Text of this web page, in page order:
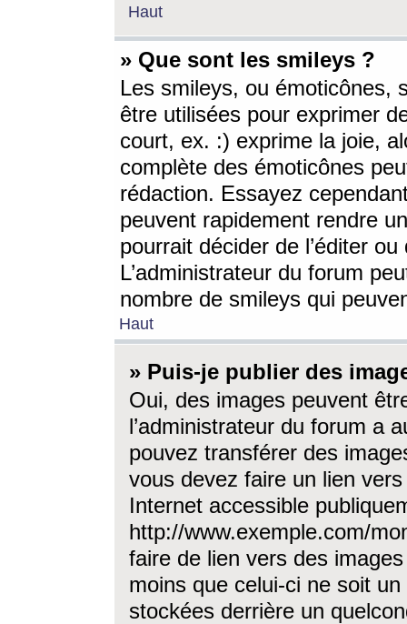
Haut
» Que sont les smileys ?
Les smileys, ou émoticônes,
être utilisées pour exprimer
court, ex. :) exprime la joie,
complète des émoticônes
rédaction. Essayez
peuvent rapidement rendre
pourrait décider de l’éditer
L’administrateur du forum
nombre de smileys qui
Haut
» Puis-je publier des
Oui, des images peuvent
l’administrateur du forum a
pouvez transférer des
vous devez faire un lien
Internet accessible
http://www.exemple.com/
faire de lien vers des
moins que celui-ci ne soit
stockées derrière un